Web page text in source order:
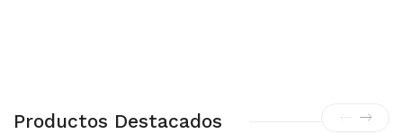
Productos Destacados